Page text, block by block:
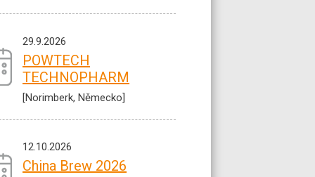
29.9.2026
POWTECH
TECHNOPHARM
[Norimberk, Německo]
12.10.2026
China Brew 2026